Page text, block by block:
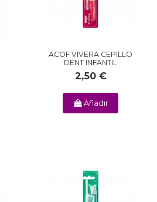
ACOF VIVERA CEPILLO
DENT INFANTIL
2,50 €
Añadir